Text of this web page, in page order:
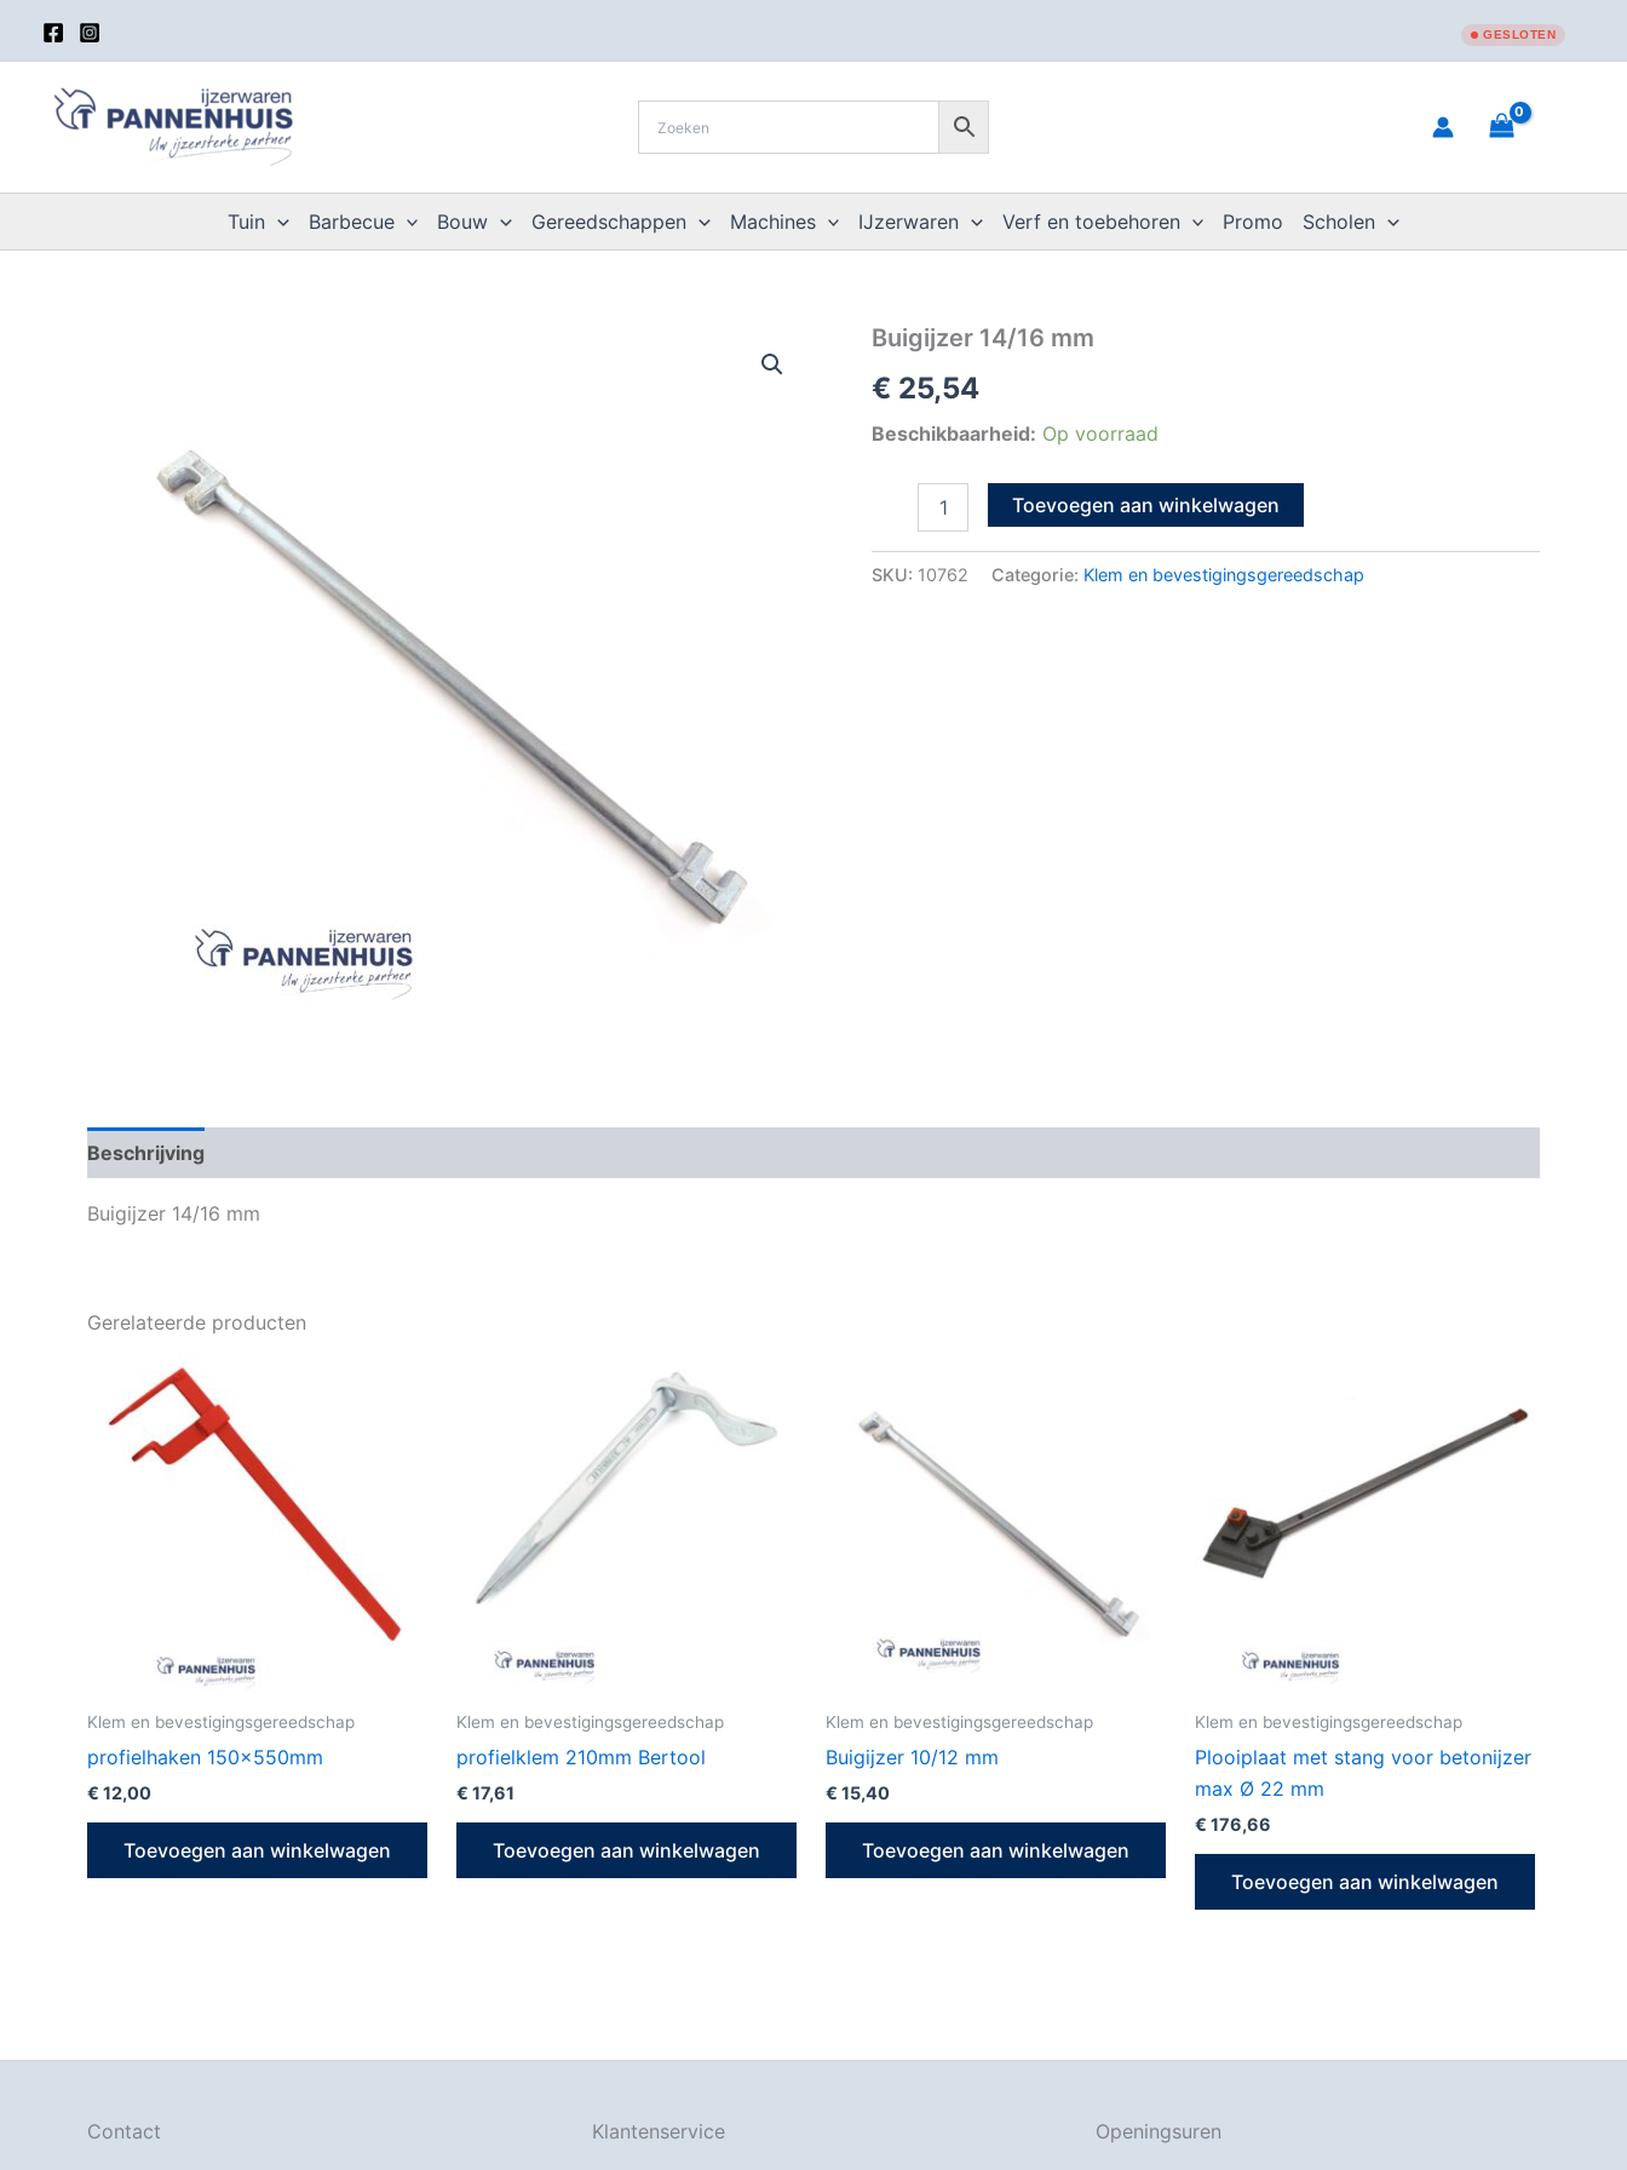
inhoud
GESLOTEN
Tuin Barbecue Bouw Gereedschappen Machines IJzerwaren Verf en toebehoren Promo Scholen
Buigijzer 14/16 mm
€ 25,54
Beschikbaarheid: Op voorraad
Buigijzer
14/16
mm
aantal
Toevoegen aan winkelwagen
SKU: 10762 Categorie: Klem en bevestigingsgereedschap
Beschrijving
Buigijzer 14/16 mm
Gerelateerde producten
Klem en bevestigingsgereedschap
profielhaken 150x550mm
€ 12,00
Toevoegen aan winkelwagen
Klem en bevestigingsgereedschap
profielklem 210mm Bertool
€ 17,61
Toevoegen aan winkelwagen
Klem en bevestigingsgereedschap
Buigijzer 10/12 mm
€ 15,40
Toevoegen aan winkelwagen
Klem en bevestigingsgereedschap
Plooiplaat met stang voor betonijzer
max Ø 22 mm
€ 176,66
Toevoegen aan winkelwagen
Contact Klantenservice Openingsuren